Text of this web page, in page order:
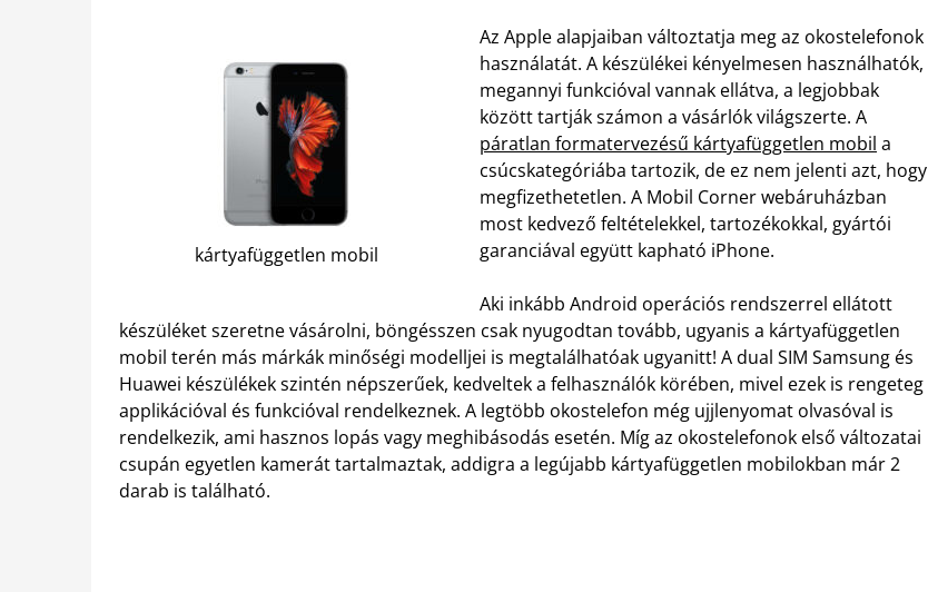
kártyafüggetlen mobil
Az Apple alapjaiban változtatja meg az okostelefonok
használatát. A készülékei kényelmesen használhatók,
megannyi funkcióval vannak ellátva, a legjobbak
között tartják számon a vásárlók világszerte. A
páratlan formatervezésű kártyafüggetlen mobil a
csúcskategóriába tartozik, de ez nem jelenti azt, hogy
megfizethetetlen. A Mobil Corner webáruházban
most kedvező feltételekkel, tartozékokkal, gyártói
garanciával együtt kapható iPhone.
Aki inkább Android operációs rendszerrel ellátott
készüléket szeretne vásárolni, böngésszen csak nyugodtan tovább, ugyanis a kártyafüggetlen
mobil terén más márkák minőségi modelljei is megtalálhatóak ugyanitt! A dual SIM Samsung és
Huawei készülékek szintén népszerűek, kedveltek a felhasználók körében, mivel ezek is rengeteg
applikációval és funkcióval rendelkeznek. A legtöbb okostelefon még ujjlenyomat olvasóval is
rendelkezik, ami hasznos lopás vagy meghibásodás esetén. Míg az okostelefonok első változatai
csupán egyetlen kamerát tartalmaztak, addigra a legújabb kártyafüggetlen mobilokban már 2
darab is található.